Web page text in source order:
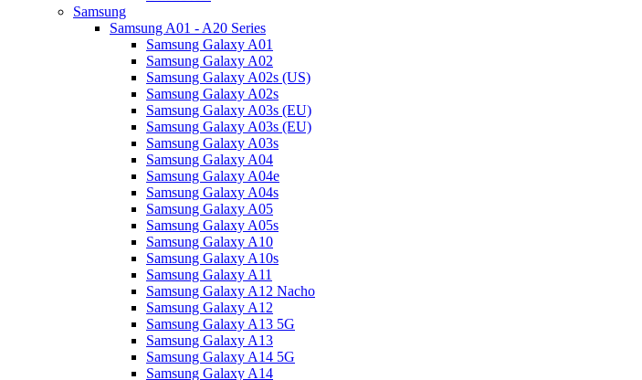
Samsung
Samsung A01 - A20 Series
Samsung Galaxy A01
Samsung Galaxy A02
Samsung Galaxy A02s (US)
Samsung Galaxy A02s
Samsung Galaxy A03s (EU)
Samsung Galaxy A03s (EU)
Samsung Galaxy A03s
Samsung Galaxy A04
Samsung Galaxy A04e
Samsung Galaxy A04s
Samsung Galaxy A05
Samsung Galaxy A05s
Samsung Galaxy A10
Samsung Galaxy A10s
Samsung Galaxy A11
Samsung Galaxy A12 Nacho
Samsung Galaxy A12
Samsung Galaxy A13 5G
Samsung Galaxy A13
Samsung Galaxy A14 5G
Samsung Galaxy A14